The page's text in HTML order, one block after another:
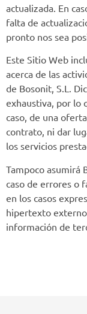
actualizada. En
falta de
pronto nos sea
Este Sitio Web
acerca de las
de Bosonit, S.L.
exhaustiva, por lo
caso, de una
contrato, ni dar
los servicios
Tampoco asumirá
caso de errores o
en los casos
hipertexto
información de